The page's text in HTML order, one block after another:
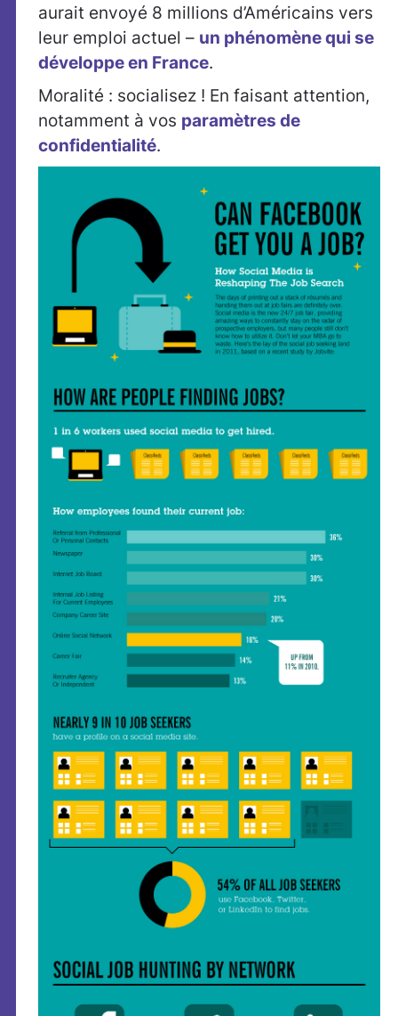
aurait envoyé 8 millions d’Américains vers
leur emploi actuel – un phénomène qui se
développe en France.
Moralité : socialisez ! En faisant attention,
notamment à vos paramètres de
confidentialité.